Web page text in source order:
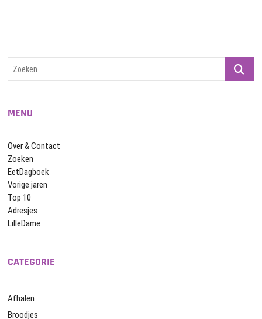
Zoeken
MENU
Over & Contact
Zoeken
EetDagboek
Vorige jaren
Top 10
Adresjes
LilleDame
CATEGORIE
Afhalen
Broodjes